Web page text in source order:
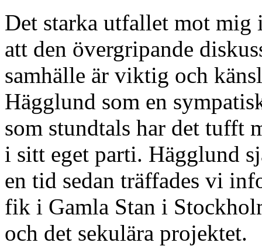
Det starka utfallet mot mig
att den övergripande
samhälle är viktig och
Hägglund som en
som stundtals har det tufft
i sitt eget parti. Hägglund
en tid sedan träffades vi
fik i Gamla Stan i
och det sekulära projektet.